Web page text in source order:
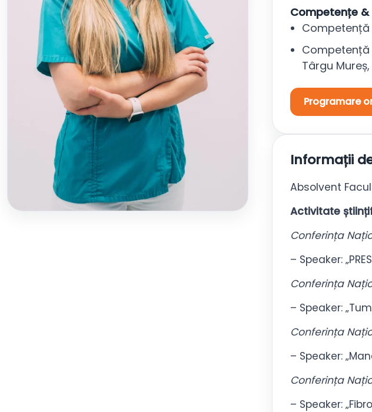
Competențe
Competență
Competență
Târgu
Programare
Informații
Absolvent
Activitate
Conferința
– Speaker:
Conferința
– Speaker:
Conferința
– Speaker:
Conferința
– Speaker: